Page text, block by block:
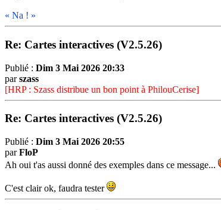
« Na ! »
Re: Cartes interactives (V2.5.26)
Publié : Dim 3 Mai 2026 20:33
parszass
[HRP : Szass distribue un bon point à PhilouCerise]
Re: Cartes interactives (V2.5.26)
Publié : Dim 3 Mai 2026 20:55
parFloP
Ah oui t'as aussi donné des exemples dans ce message...
C'est clair ok, faudra tester